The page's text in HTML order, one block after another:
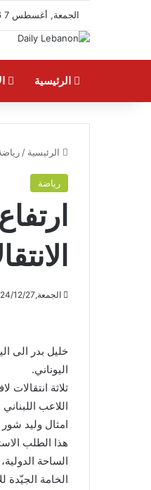
الجمعة, أغسطس 7 2026
الرئيسية
الرئيسية /
رياضة
الجمعة,2024/12/27 8:45 صباحًا
خليل بدر الى
اليوناني.
ثلاثة
اللاعب
امثال وليد
هذا الطلب
الساحة
الخامة الجيّدة